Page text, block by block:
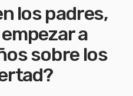
los padres,
a
sobre los